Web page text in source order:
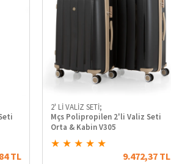
TL
2' Lİ VALİZ SETİ;
Mçs Polipropilen 2'li Valiz Seti
Orta & Kabin V305
★ ★ ★ ★ ★
9.472,37 TL